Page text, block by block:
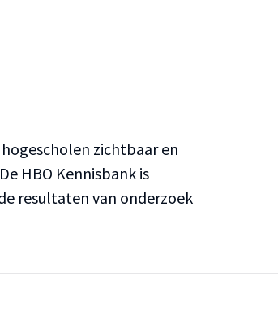
zichtbaar en
HBO Kennisbank is
resultaten van onderzoek